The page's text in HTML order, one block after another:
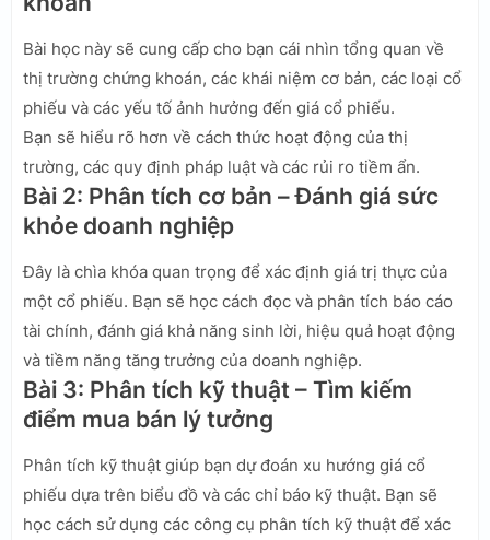
Bài học này sẽ cung cấp cho bạn cái nhìn tổng quan về
thị trường chứng khoán, các khái niệm cơ bản, các loại cổ
phiếu và các yếu tố ảnh hưởng đến giá cổ phiếu.
Bạn sẽ hiểu rõ hơn về cách thức hoạt động của thị
trường, các quy định pháp luật và các rủi ro tiềm ẩn.
Bài 2: Phân tích cơ bản – Đánh giá sức
khỏe doanh nghiệp
Đây là chìa khóa quan trọng để xác định giá trị thực của
một cổ phiếu. Bạn sẽ học cách đọc và phân tích báo cáo
tài chính, đánh giá khả năng sinh lời, hiệu quả hoạt động
và tiềm năng tăng trưởng của doanh nghiệp.
Bài 3: Phân tích kỹ thuật – Tìm kiếm
điểm mua bán lý tưởng
Phân tích kỹ thuật giúp bạn dự đoán xu hướng giá cổ
phiếu dựa trên biểu đồ và các chỉ báo kỹ thuật. Bạn sẽ
học cách sử dụng các công cụ phân tích kỹ thuật để xác